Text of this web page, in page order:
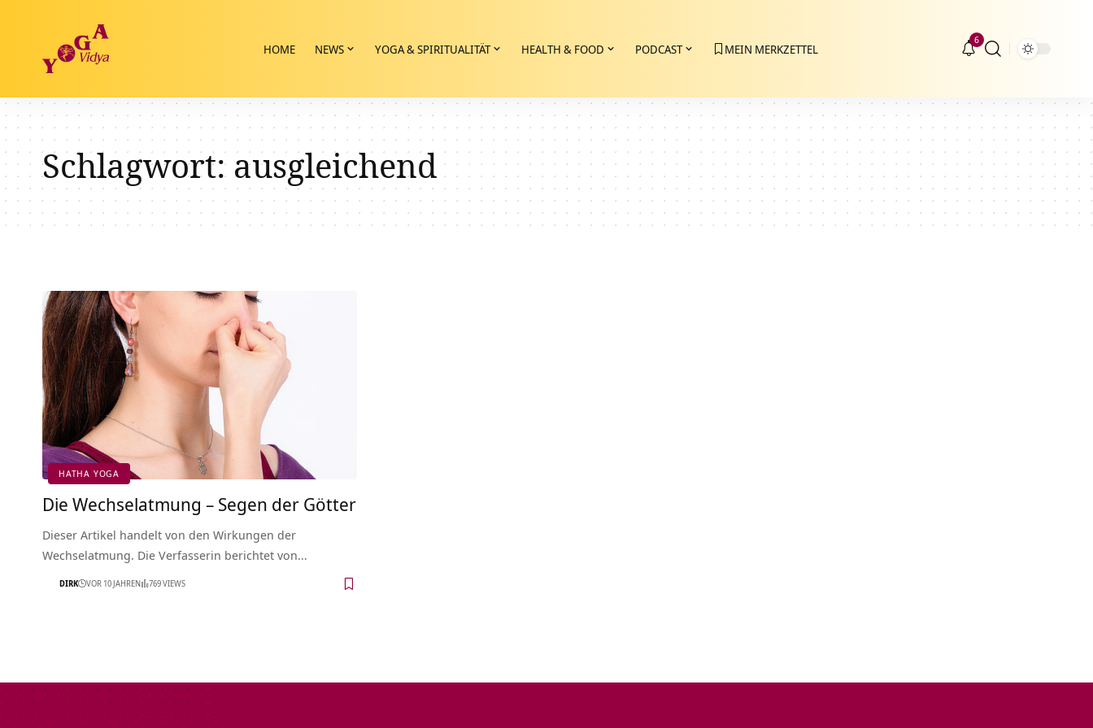
HOME NEWS YOGA & SPIRITUALITÄT HEALTH & FOOD PODCAST MEIN MERKZETTEL
6
Schlagwort: ausgleichend
HATHA YOGA
Die Wechselatmung – Segen der Götter
Dieser Artikel handelt von den Wirkungen der
Wechselatmung. Die Verfasserin berichtet von…
DIRK VOR 10 JAHREN 769 VIEWS